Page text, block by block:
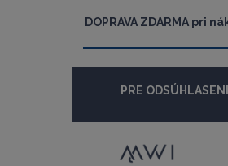
DOPRAVA ZDARMA pri
PRE